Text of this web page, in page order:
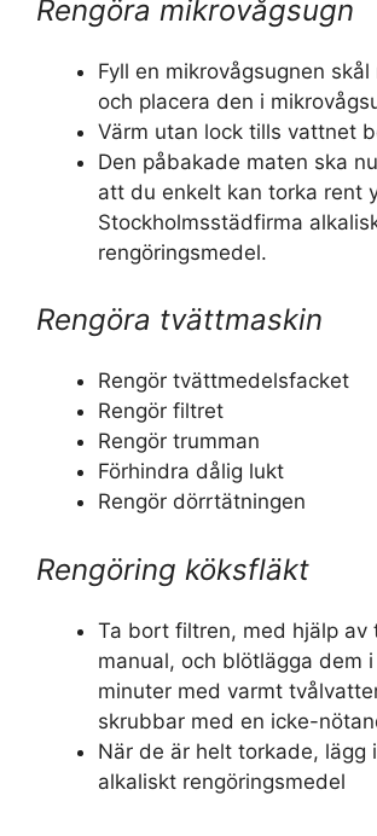
Rengöra mikrovågsugn
Fyll en mikrovågsugnen
och placera den i
Värm utan lock tills vattnet
Den påbakade maten ska
att du enkelt kan torka rent
Stockholmsstädfirma
rengöringsmedel.
Rengöra tvättmaskin
Rengör tvättmedelsfacket
Rengör filtret
Rengör trumman
Förhindra dålig lukt
Rengör dörrtätningen
Rengöring köksfläkt
Ta bort filtren, med hjälp av
manual, och blötlägga dem
minuter med varmt
skrubbar med en icke-
När de är helt torkade, lägg
alkaliskt rengöringsmedel